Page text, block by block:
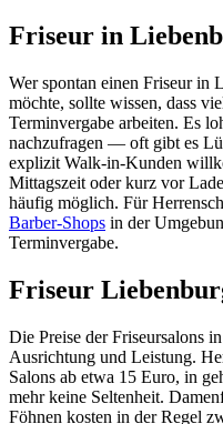
Friseur in
Wer spontan einen Friseur in
möchte, sollte wissen, dass
Terminvergabe arbeiten. Es
nachzufragen — oft gibt es
explizit Walk-in-Kunden
Mittagszeit oder kurz vor
häufig möglich. Für
Barber-Shops in der
Terminvergabe.
Friseur
Die Preise der Friseursalons
Ausrichtung und Leistung.
Salons ab etwa 15 Euro, in
mehr keine Seltenheit.
Föhnen kosten in der Regel